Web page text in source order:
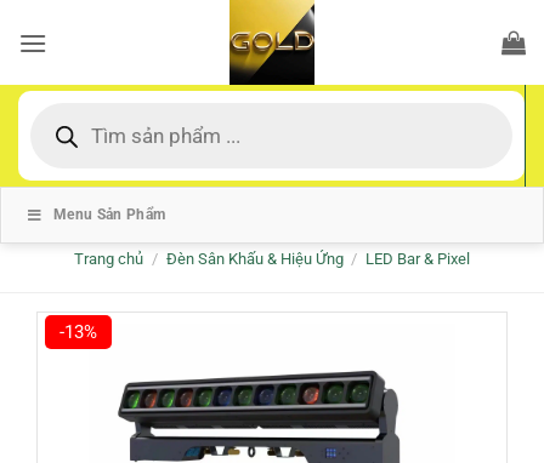
qua
dung
kiếm
Menu Sản Phẩm
Trang chủ / Đèn Sân Khấu & Hiệu Ứng / LED Bar & Pixel
-13%